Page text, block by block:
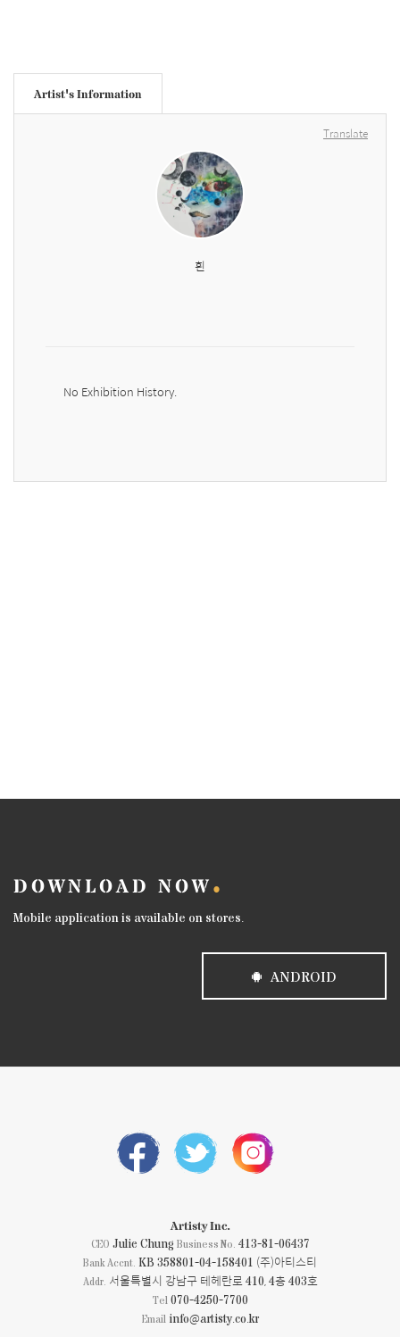
Artist's Information
Translate
흰
No Exhibition History.
DOWNLOAD NOW
Mobile application is available on stores.
ANDROID
Artisty Inc.
CEO Julie Chung Business No. 413-81-06437
Bank Accnt. KB 358801-04-158401 (주)아티스티
Addr. 서울특별시 강남구 테헤란로 410, 4층 403호
Tel070-4250-7700
Emailinfo@artisty.co.kr